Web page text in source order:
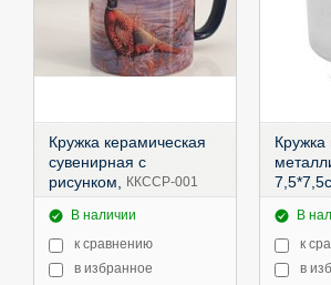
Кружка керамическая
сувенирная с
рисунком,
ККССР-001
В наличии
к сравнению
в избранное
Кружка
В
к
в